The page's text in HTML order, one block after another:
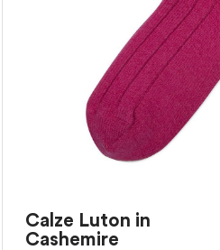
Calze Luton in
Cashemire